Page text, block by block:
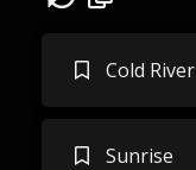
Cold River
Sunrise